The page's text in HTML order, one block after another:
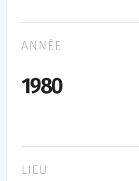
ANNÉE
1980
LIEU